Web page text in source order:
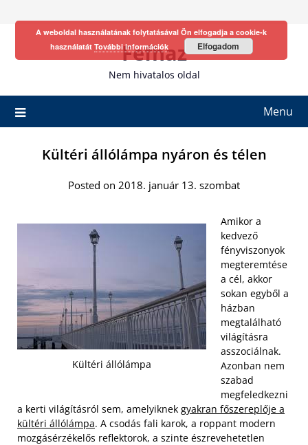
Fefhaz
Nem hivatalos oldal
Menu
Kültéri állólámpa nyáron és télen
Posted on 2018. január 13. szombat
Kültéri állólámpa
Amikor a
kedvező
fényviszonyok
megteremtése
a cél, akkor
sokan egyből a
házban
megtalálható
világításra
asszociálnak.
Azonban nem
szabad
megfeledkezni
a kerti világításról sem, amelyiknek gyakran főszereplője a
kültéri állólámpa. A csodás fali karok, a roppant modern
mozgásérzékelős reflektorok, a szinte észrevehetetlen
A weboldal használatának folytatásával Ön elfogadja a cookie-k
használatát További információk Elfogadom